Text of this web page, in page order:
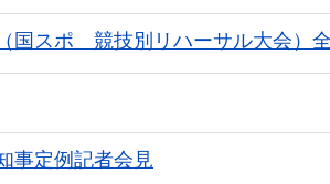
（国スポ 競技別リハーサル大会）
事定例記者会見